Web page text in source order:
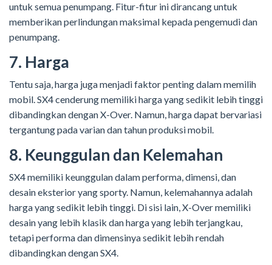
untuk semua penumpang. Fitur-fitur ini dirancang untuk
memberikan perlindungan maksimal kepada pengemudi dan
penumpang.
7. Harga
Tentu saja, harga juga menjadi faktor penting dalam memilih
mobil. SX4 cenderung memiliki harga yang sedikit lebih tinggi
dibandingkan dengan X-Over. Namun, harga dapat bervariasi
tergantung pada varian dan tahun produksi mobil.
8. Keunggulan dan Kelemahan
SX4 memiliki keunggulan dalam performa, dimensi, dan
desain eksterior yang sporty. Namun, kelemahannya adalah
harga yang sedikit lebih tinggi. Di sisi lain, X-Over memiliki
desain yang lebih klasik dan harga yang lebih terjangkau,
tetapi performa dan dimensinya sedikit lebih rendah
dibandingkan dengan SX4.